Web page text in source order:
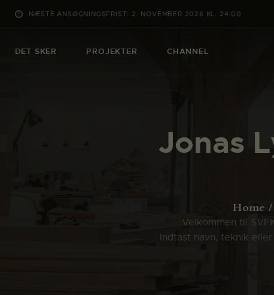
NÆSTE ANSØGNINGSFRIST: 2. NOVEMBER 2026 KL. 24:00
DET SKER PROJEKTER CHANNEL
Jonas
Home
Velkommen til
Indtast navn, teknik